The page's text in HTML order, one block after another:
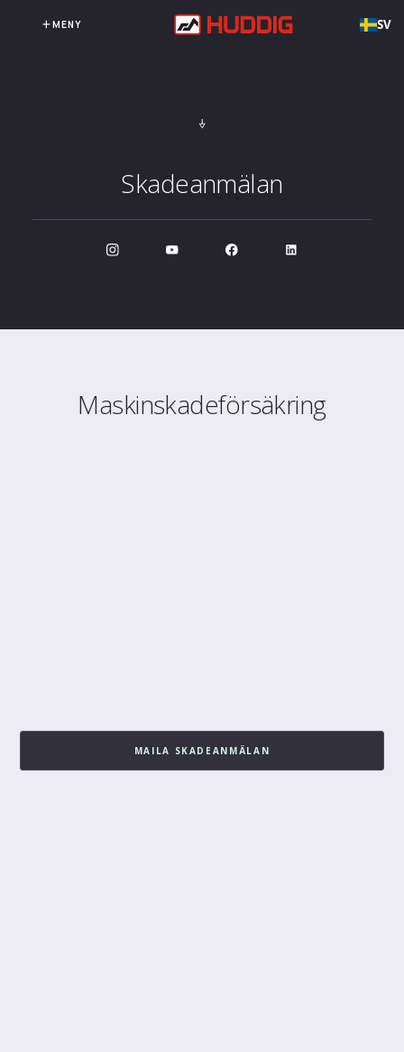
MENY SV
Skadeanmälan
Maskinskadeförsäkring
MAILA SKADEANMÄLAN